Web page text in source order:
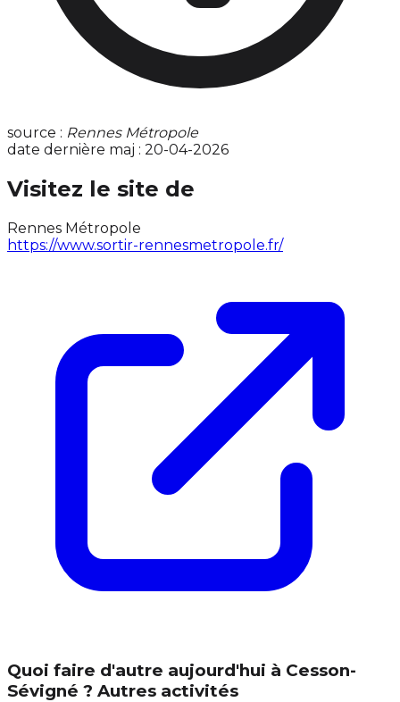
source : Rennes Métropole
date dernière maj : 20-04-2026
Visitez le site de
Rennes Métropole
https://www.sortir-rennesmetropole.fr/
Quoi faire d'autre aujourd'hui à Cesson-
Sévigné ? Autres activités